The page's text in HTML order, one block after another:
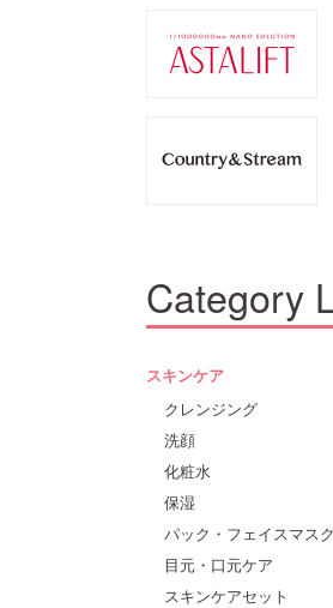
Category
スキンケア
クレンジング
洗顔
化粧水
保湿
パック・フェイスマスク
目元・口元ケア
スキンケアセット